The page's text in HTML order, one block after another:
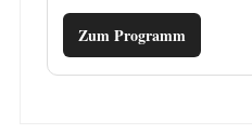
Zum Programm